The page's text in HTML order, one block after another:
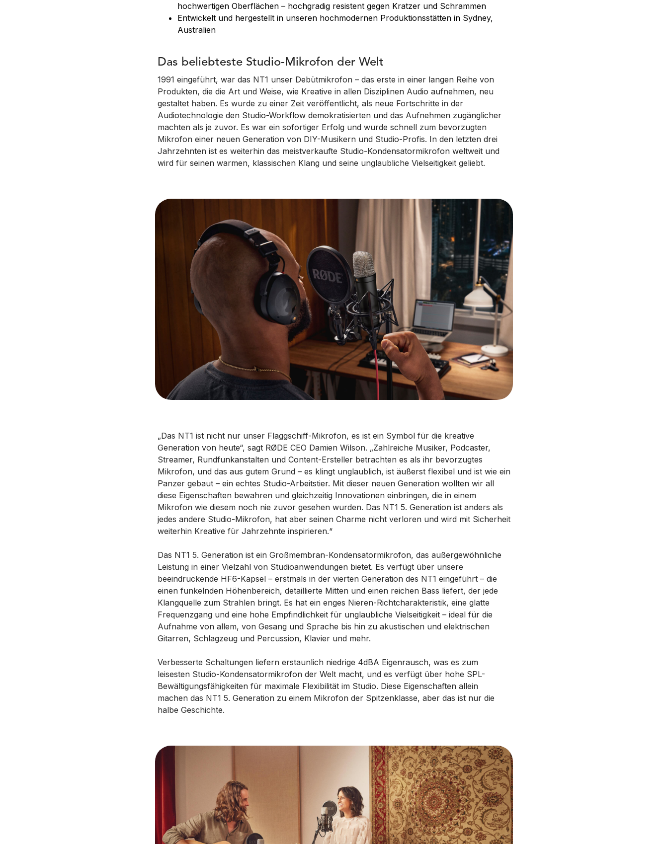
hochwertigen Oberflächen – hochgradig resistent gegen Kratzer und Schrammen
Entwickelt und hergestellt in unseren hochmodernen Produktionsstätten in Sydney,
Australien
Das beliebteste Studio-Mikrofon der Welt
1991 eingeführt, war das NT1 unser Debütmikrofon – das erste in einer langen Reihe von
Produkten, die die Art und Weise, wie Kreative in allen Disziplinen Audio aufnehmen, neu
gestaltet haben. Es wurde zu einer Zeit veröffentlicht, als neue Fortschritte in der
Audiotechnologie den Studio-Workflow demokratisierten und das Aufnehmen zugänglicher
machten als je zuvor. Es war ein sofortiger Erfolg und wurde schnell zum bevorzugten
Mikrofon einer neuen Generation von DIY-Musikern und Studio-Profis. In den letzten drei
Jahrzehnten ist es weiterhin das meistverkaufte Studio-Kondensatormikrofon weltweit und
wird für seinen warmen, klassischen Klang und seine unglaubliche Vielseitigkeit geliebt.
„Das NT1 ist nicht nur unser Flaggschiff-Mikrofon, es ist ein Symbol für die kreative
Generation von heute“, sagt RØDE CEO Damien Wilson. „Zahlreiche Musiker, Podcaster,
Streamer, Rundfunkanstalten und Content-Ersteller betrachten es als ihr bevorzugtes
Mikrofon, und das aus gutem Grund – es klingt unglaublich, ist äußerst flexibel und ist wie ein
Panzer gebaut – ein echtes Studio-Arbeitstier. Mit dieser neuen Generation wollten wir all
diese Eigenschaften bewahren und gleichzeitig Innovationen einbringen, die in einem
Mikrofon wie diesem noch nie zuvor gesehen wurden. Das NT1 5. Generation ist anders als
jedes andere Studio-Mikrofon, hat aber seinen Charme nicht verloren und wird mit Sicherheit
weiterhin Kreative für Jahrzehnte inspirieren.“
Das NT1 5. Generation ist ein Großmembran-Kondensatormikrofon, das außergewöhnliche
Leistung in einer Vielzahl von Studioanwendungen bietet. Es verfügt über unsere
beeindruckende HF6-Kapsel – erstmals in der vierten Generation des NT1 eingeführt – die
einen funkelnden Höhenbereich, detaillierte Mitten und einen reichen Bass liefert, der jede
Klangquelle zum Strahlen bringt. Es hat ein enges Nieren-Richtcharakteristik, eine glatte
Frequenzgang und eine hohe Empfindlichkeit für unglaubliche Vielseitigkeit – ideal für die
Aufnahme von allem, von Gesang und Sprache bis hin zu akustischen und elektrischen
Gitarren, Schlagzeug und Percussion, Klavier und mehr.
Verbesserte Schaltungen liefern erstaunlich niedrige 4dBA Eigenrausch, was es zum
leisesten Studio-Kondensatormikrofon der Welt macht, und es verfügt über hohe SPL-
Bewältigungsfähigkeiten für maximale Flexibilität im Studio. Diese Eigenschaften allein
machen das NT1 5. Generation zu einem Mikrofon der Spitzenklasse, aber das ist nur die
halbe Geschichte.